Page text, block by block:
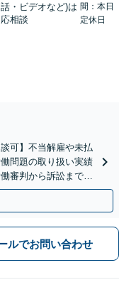
話・ビデオなど)は
応相談
間：本日
定休日
可】不当解雇や未払
問題の取り扱い実績
審判から訴訟まで、
ルでお問い合わせ